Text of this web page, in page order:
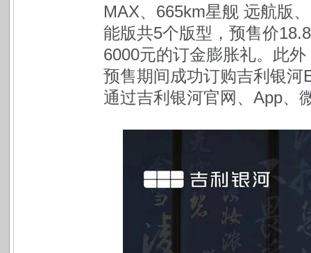
MAX、665km星舰 远航版
能版共5个版型，预售价
6000元的订金膨胀礼。此
预售期间成功订购吉利银河
通过吉利银河官网、App、